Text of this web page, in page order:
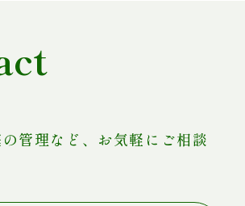
管理など、お気軽にご相談